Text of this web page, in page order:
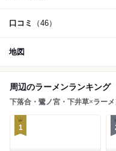
口コミ （46）
地図
周辺のラーメンランキング
下落合・鷺ノ宮・下井草×ラー
1